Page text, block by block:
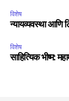
विशेष
न्यायव्यवस्था आणि
विशेष
साहित्यिक भीष्म: